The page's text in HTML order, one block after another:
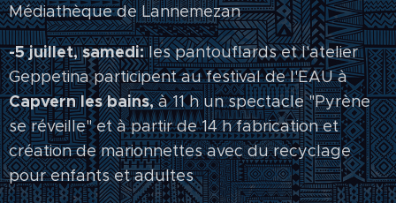
Médiathèque de Lannemezan
-5 juillet, samedi:les pantouflards et l'atelier
Geppetina participent au festival de l'EAU à
Capvern les bains,à 11 h un spectacle "Pyrène
se réveille" et à partir de 14 h fabrication et
création de marionnettes avec du recyclage
pour enfants et adultes